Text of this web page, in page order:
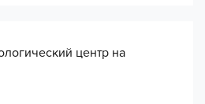
центр на